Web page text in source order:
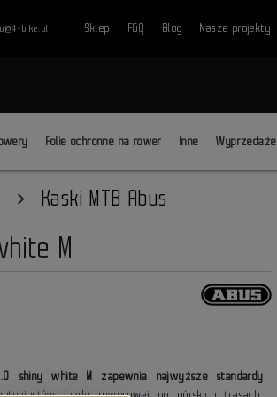
bike.pl Sklep F&Q Blog Nasze projekty
Folie ochronne na rower Inne Wyprzedaże
Kaski MTB Abus
M
shiny white M zapewnia najwyższe standardy
jazdy rowerowej po górskich trasach.